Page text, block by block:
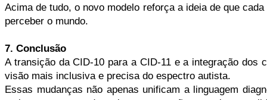
Acima de tudo, o novo modelo reforça a ideia de que
perceber o mundo.
7. Conclusão
A transição da CID-10 para a CID-11 e a integração
visão mais inclusiva e precisa do espectro autista.
Essas mudanças não apenas unificam a linguagem